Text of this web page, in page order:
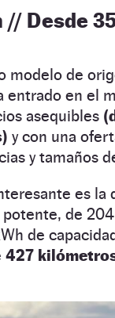
// Desde
modelo de
entrado en el
asequibles
y con una
y tamaños
es la
de 204
de
427